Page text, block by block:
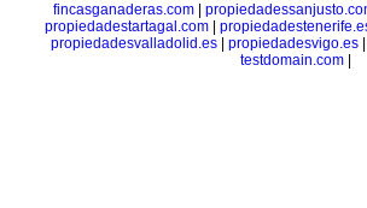
fincasganaderas.com
propiedadestartagal.com|
propiedadesvalladolid.es
propiedadesvigo.es
testdomain.com